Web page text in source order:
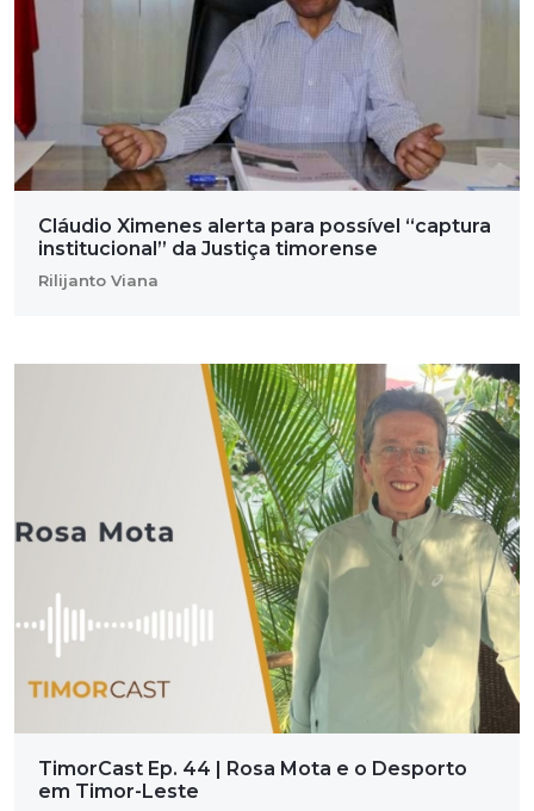
Cláudio Ximenes alerta para possível “captura
institucional” da Justiça timorense
Rilijanto Viana
TimorCast Ep. 44 | Rosa Mota e o Desporto
em Timor-Leste